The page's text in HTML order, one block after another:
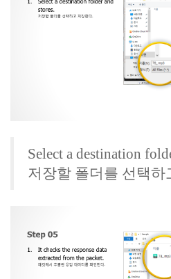
Select a destination
저장할 폴더를 선택하